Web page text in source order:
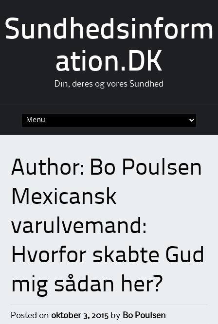
Sundhedsinform
ation.DK
Din, deres og vores Sundhed
Author: Bo Poulsen
Mexicansk
varulvemand:
Hvorfor skabte Gud
mig sådan her?
Posted on oktober 3, 2015 by Bo Poulsen